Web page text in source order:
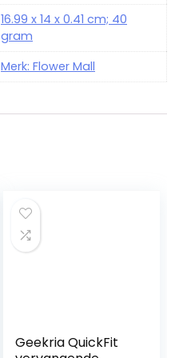
‎16.99 x 14 x 0.41 cm; 40
gram
Merk: Flower Mall
Geekria QuickFit